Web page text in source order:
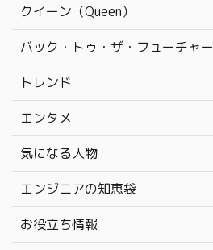
クイーン（Queen）
バック・トゥ・ザ・フューチャー
トレンド
エンタメ
気になる人物
エンジニアの知恵袋
お役立ち情報